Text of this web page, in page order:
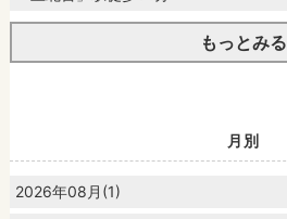
もっとみる
月別
2026年08月(1)